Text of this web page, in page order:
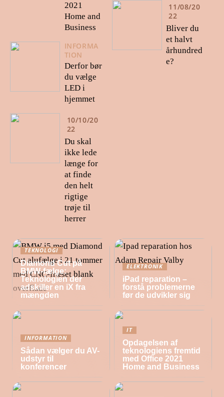
2021
Home and
Business
INFORMA
TION
Derfor bør
du vælge
LED i
hjemmet
10/10/20
22
Du skal
ikke lede
længe for
at finde
den helt
rigtige
trøje til
herrer
11/08/20
22
Bliver du
et halvt
århundred
e?
TEKNOLOGI
Diamond Cut på
BMW-fælge:
Teknologien der
adskiller en iX fra
mængden
ELEKTRONIK
iPad reparation –
forstå problemerne
før de udvikler sig
INFORMATION
Sådan vælger du AV-
udstyr til
konferencer
IT
Opdagelsen af
teknologiens fremtid
med Office 2021
Home and Business